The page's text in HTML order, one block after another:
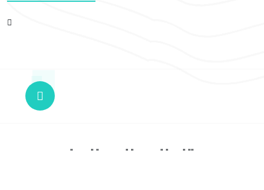
" " " " " " " " ""